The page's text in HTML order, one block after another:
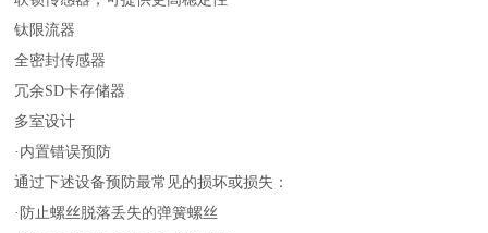
钛限流器
全密封传感器
冗余SD卡存储器
多室设计
·内置错误预防
通过下述设备预防最常见的损坏或损失：
·防止螺丝脱落丢失的弹簧螺丝